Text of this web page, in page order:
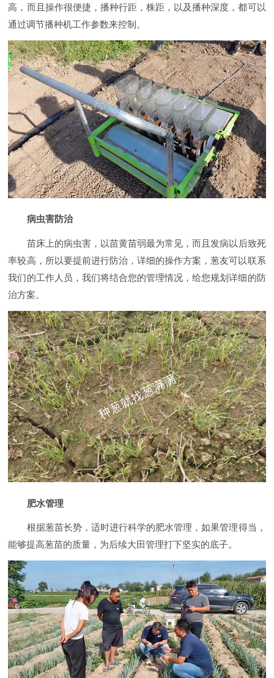
高，而且操作很便捷，播种行距，株距，以及播种深度，都可以
通过调节播种机工作参数来控制。
病虫害防治
苗床上的病虫害，以苗黄苗弱最为常见，而且发病以后致死
率较高，所以要提前进行防治，详细的操作方案，葱友可以联系
我们的工作人员，我们将结合您的管理情况，给您规划详细的防
治方案。
肥水管理
根据葱苗长势，适时进行科学的肥水管理，如果管理得当，
能够提高葱苗的质量，为后续大田管理打下坚实的底子。